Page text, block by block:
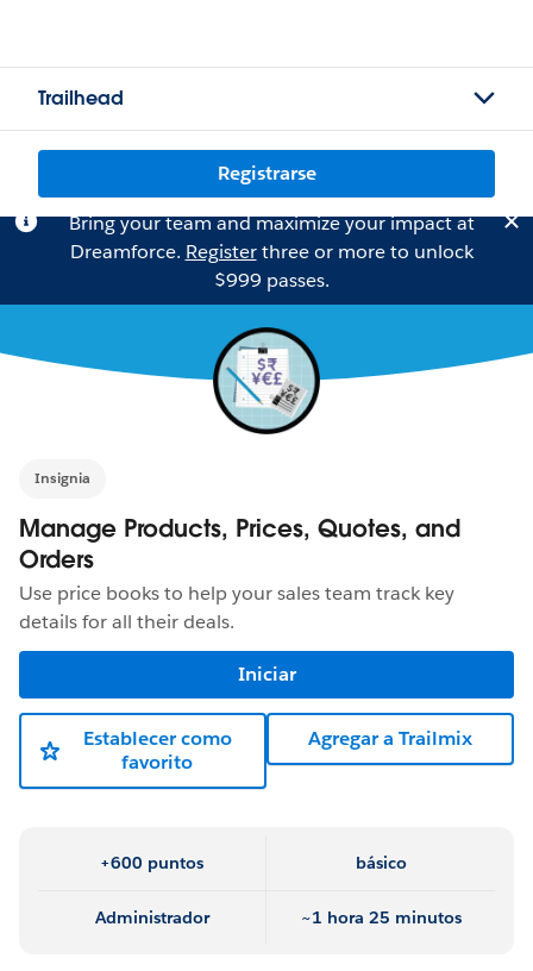
Trailhead
Registrarse
Bring your team and maximize your impact at
Dreamforce. Registerthree or more to unlock
$999 passes.
Insignia
Manage Products, Prices, Quotes, and
Orders
Use price books to help your sales team track key
details for all their deals.
Iniciar
Establecer como
favorito
Agregar a Trailmix
+600 puntos básico
Administrador ~1 hora 25 minutos